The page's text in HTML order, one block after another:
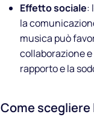
Effetto sociale:
la
musica può
collaborazione
rapporto e la
Come scegliere